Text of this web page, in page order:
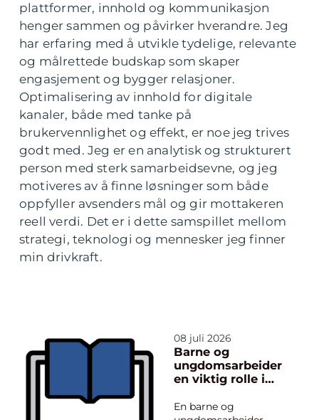
plattformer, innhold og kommunikasjon
henger sammen og påvirker hverandre. Jeg
har erfaring med å utvikle tydelige, relevante
og målrettede budskap som skaper
engasjement og bygger relasjoner.
Optimalisering av innhold for digitale
kanaler, både med tanke på
brukervennlighet og effekt, er noe jeg trives
godt med. Jeg er en analytisk og strukturert
person med sterk samarbeidsevne, og jeg
motiveres av å finne løsninger som både
oppfyller avsenders mål og gir mottakeren
reell verdi. Det er i dette samspillet mellom
strategi, teknologi og mennesker jeg finner
min drivkraft.
08 juli 2026
Barne og
ungdomsarbeider
en viktig rolle i
En barne og